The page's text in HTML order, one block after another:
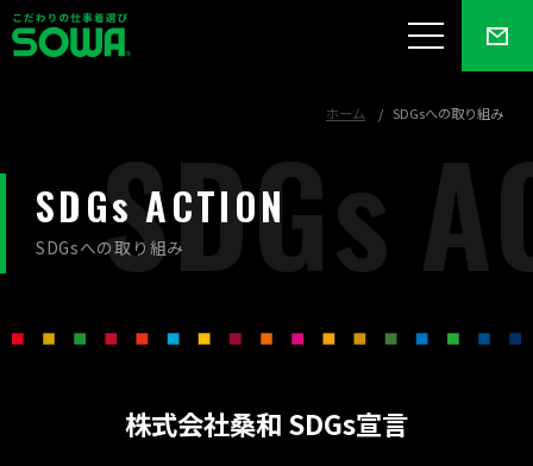
ホーム SDGsへの取り組み
SDGs ACTION
SDGsA
SDGsへの取り組み
株式会社桑和 SDGs宣言